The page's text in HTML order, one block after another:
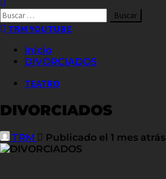
Buscar
por:TRM YOUTUBE
Inicio
DIVORCIADOS
TEATRO
DIVORCIADOS
TRM Publicado el 1 mes atrás